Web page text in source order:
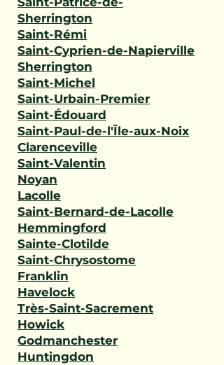
Sherrington
Saint-Rémi
Saint-Cyprien-de-Napierville
Sherrington
Saint-Michel
Saint-Urbain-Premier
Saint-Édouard
Saint-Paul-de-l'Île-aux-Noix
Clarenceville
Saint-Valentin
Noyan
Lacolle
Saint-Bernard-de-Lacolle
Hemmingford
Sainte-Clotilde
Saint-Chrysostome
Franklin
Havelock
Très-Saint-Sacrement
Howick
Godmanchester
Huntingdon